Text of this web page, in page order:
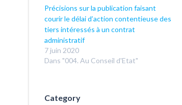
Précisions sur la publication faisant
courir le délai d’action contentieuse des
tiers intéressés à un contrat
administratif
7 juin 2020
Dans "004. Au Conseil d'Etat"
Category